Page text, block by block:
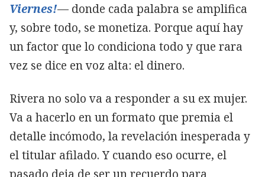
Viernes!— donde cada palabra se amplifica
y, sobre todo, se monetiza. Porque aquí hay
un factor que lo condiciona todo y que rara
vez se dice en voz alta: el dinero.
Rivera no solo va a responder a su ex mujer.
Va a hacerlo en un formato que premia el
detalle incómodo, la revelación inesperada y
el titular afilado. Y cuando eso ocurre, el
pasado deja de ser un recuerdo para